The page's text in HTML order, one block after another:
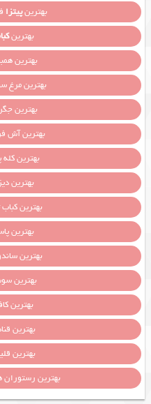
بهترینپیتزا
بهترین
بهترین
بهترین مرغ
بهترین
بهترین آش
بهترین
بهترین
بهترین
بهترین
بهترین
بهترین
بهترین
بهترین
بهترین
بهترین رستوران